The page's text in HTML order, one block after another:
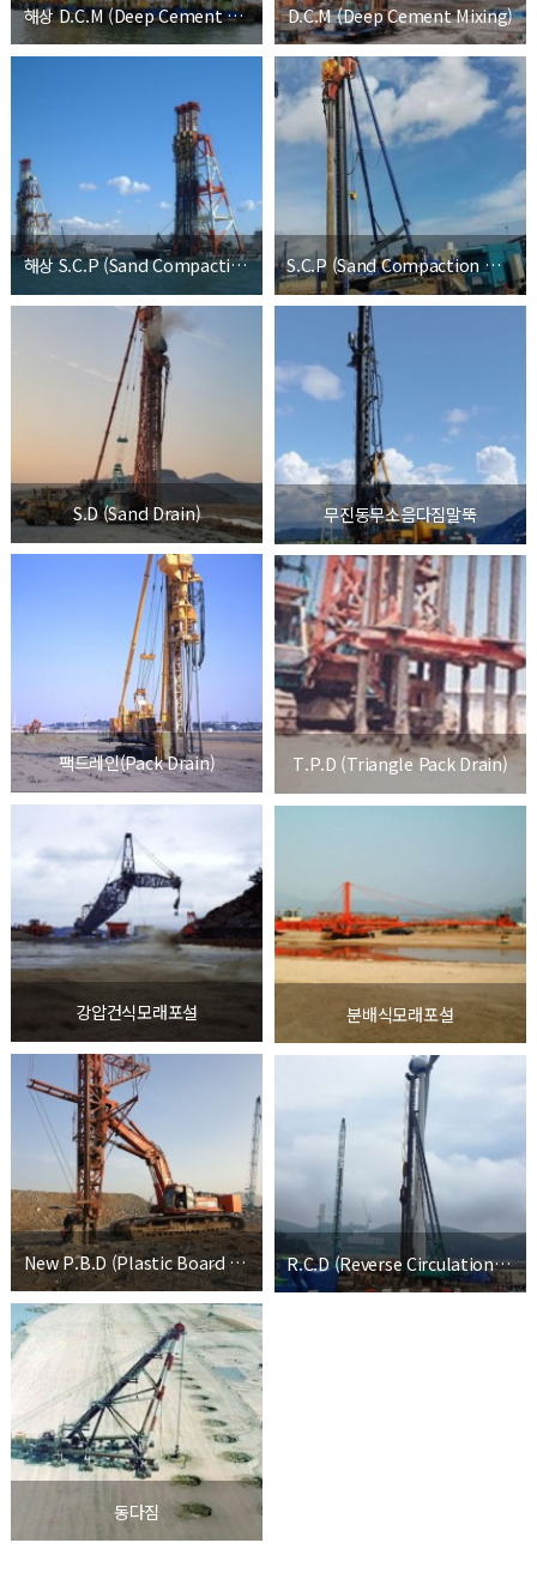
해상 D.C.M (Deep Cement Mixing) D.C.M (Deep Cement Mixing)
해상 S.C.P (Sand Compaction Pile) S.C.P (Sand Compaction Pile)
S.D (Sand Drain) 무진동무소음다짐말뚝
팩드레인(Pack Drain) T.P.D (Triangle Pack Drain)
강압건식모래포설 분배식모래포설
New P.B.D (Plastic Board Drain) R.C.D (Reverse Circulation Drill)
동다짐